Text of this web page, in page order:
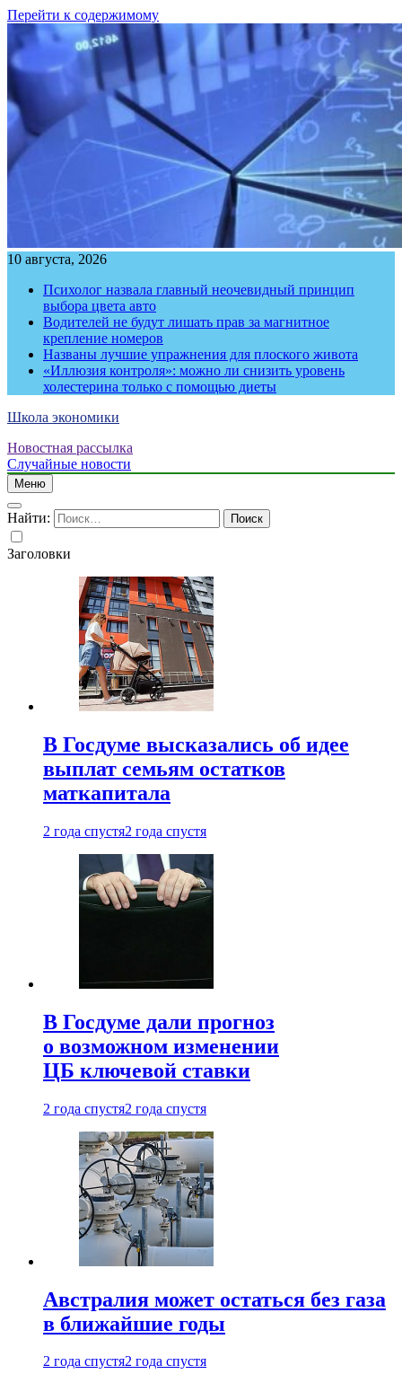
Перейти к содержимому
10 августа, 2026
Психолог назвала главный неочевидный принцип
выбора цвета авто
Водителей не будут лишать прав за магнитное
крепление номеров
Названы лучшие упражнения для плоского живота
«Иллюзия контроля»: можно ли снизить уровень
холестерина только с помощью диеты
Школа экономики
Новостная рассылка
Случайные новости
Меню
Найти:
Заголовки
В Госдуме высказались об идее
выплат семьям остатков
маткапитала
2 года спустя2 года спустя
В Госдуме дали прогноз
о возможном изменении
ЦБ ключевой ставки
2 года спустя2 года спустя
Австралия может остаться без газа
в ближайшие годы
2 года спустя2 года спустя